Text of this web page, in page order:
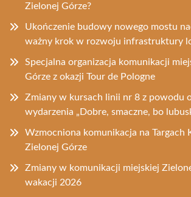
Zielonej Górze?
Ukończenie budowy nowego mostu
ważny krok w rozwoju infrastruktury
Specjalna organizacja komunikacji
Górze z okazji Tour de Pologne
Zmiany w kursach linii nr 8 z powodu
wydarzenia „Dobre, smaczne, bo
Wzmocniona komunikacja na Targach
Zielonej Górze
Zmiany w komunikacji miejskiej
wakacji 2026